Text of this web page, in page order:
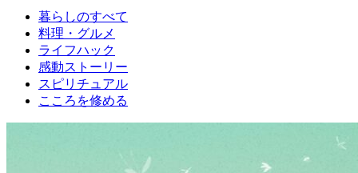
暮らしのすべて
料理・グルメ
ライフハック
感動ストーリー
スピリチュアル
こころを修める